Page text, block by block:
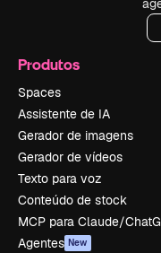
Produtos
Spaces
Assistente de IA
Gerador de imagens
Gerador de vídeos
Texto para voz
Conteúdo de stock
MCP para Claude/
Agentes New